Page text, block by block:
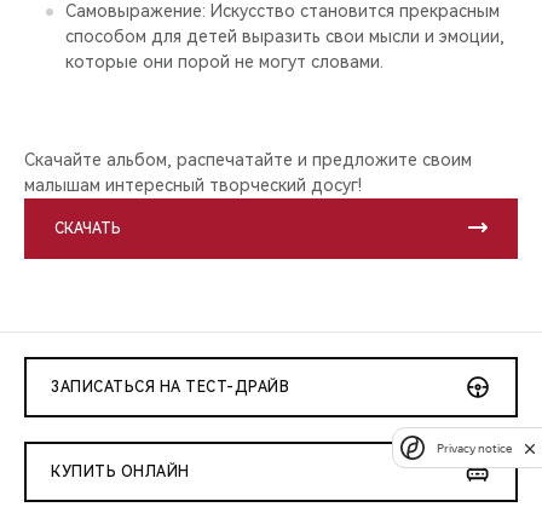
Самовыражение: Искусство становится прекрасным
способом для детей выразить свои мысли и эмоции,
которые они порой не могут словами.
Скачайте альбом, распечатайте и предложите своим
малышам интересный творческий досуг!
СКАЧАТЬ
ЗАПИСАТЬСЯ НА ТЕСТ-ДРАЙВ
КУПИТЬ ОНЛАЙН
Privacy notice